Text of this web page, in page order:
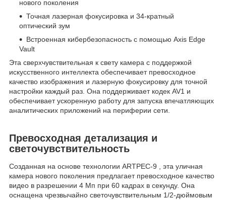
нового поколения
Точная лазерная фокусировка и 34-кратный
оптический зум
Встроенная кибербезопасность с помощью Axis Edge
Vault
Эта сверхчувствительная к свету камера с поддержкой
искусственного интеллекта обеспечивает превосходное
качество изображения и лазерную фокусировку для точной
настройки каждый раз. Она поддерживает кодек AV1 и
обеспечивает ускоренную работу для запуска впечатляющих
аналитических приложений на периферии сети.
Превосходная детализация и
светочувствительность
Созданная на основе технологии ARTPEC-9 , эта уличная
камера нового поколения предлагает превосходное качество
видео в разрешении 4 Мп при 60 кадрах в секунду. Она
оснащена чрезвычайно светочувствительным 1/2-дюймовым